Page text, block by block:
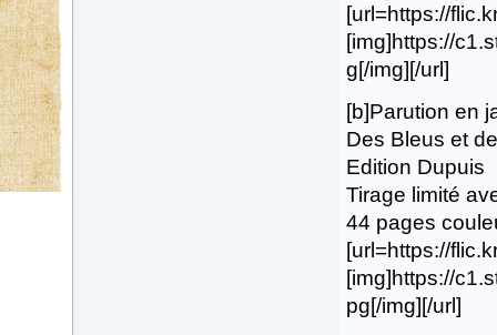
[url=https://
[img]https://
g[/img][/url]
[b]Parution en
Des Bleus et
Edition Dupuis
Tirage limité
44 pages
[url=https://
[img]https://
pg[/img][/url]